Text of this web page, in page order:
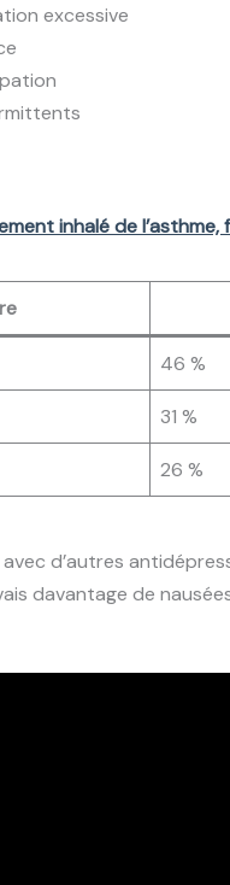
excessive
inhalé de
46 %
31 %
26 %
d’autres
davantage de